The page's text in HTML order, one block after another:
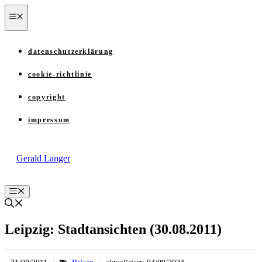
Zum
Inhalt
springen
datenschutzerklärung
cookie-richtlinie
copyright
impressum
Gerald Langer
Menü
Leipzig: Stadtansichten (30.08.2011)